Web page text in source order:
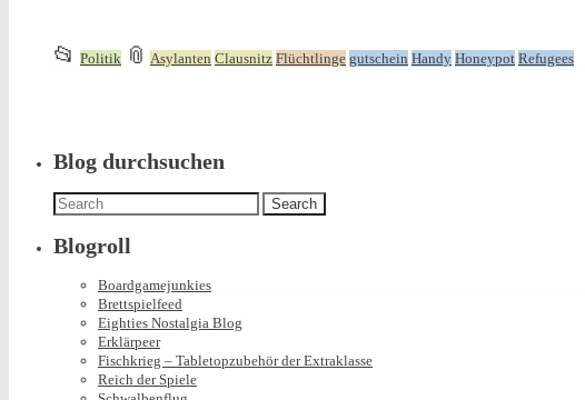
📂 This
in
Politik 📎 and
Asylanten Clausnitz Flüchtlinge gutschein Handy Honeypot Refugees
Blog durchsuchen
Search
for:
Blogroll
Boardgamejunkies
Brettspielfeed
Eighties Nostalgia Blog
Erklärpeer
Fischkrieg – Tabletopzubehör der Extraklasse
Reich der Spiele